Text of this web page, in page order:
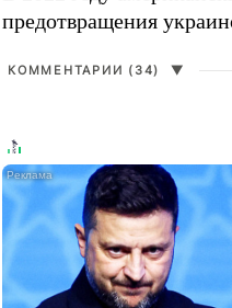
предотвращения
КОММЕНТАРИИ (34) ▼